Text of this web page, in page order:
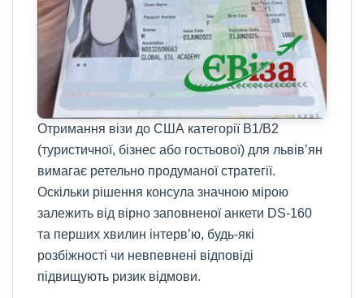
Отримання візи до США категорії B1/B2
(туристичної, бізнес або гостьової) для львів’ян
вимагає ретельно продуманої стратегії.
Оскільки рішення консула значною мірою
залежить від вірно заповненої анкети DS-160
та перших хвилин інтерв’ю, будь-які
розбіжності чи невпевнені відповіді
підвищують ризик відмови.